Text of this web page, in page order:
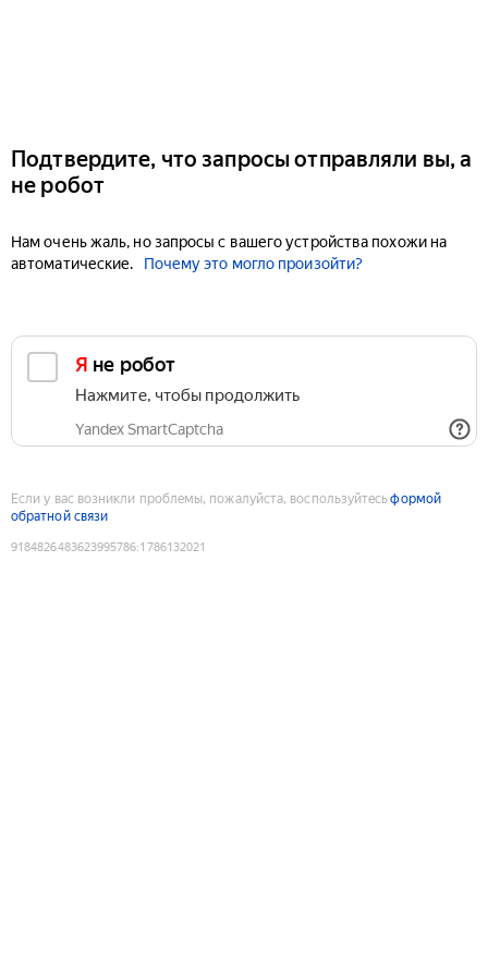
Подтвердите, что запросы отправляли вы, а
не робот
Нам очень жаль, но запросы с вашего устройства похожи на
автоматические.
Почему это могло произойти?
Я не робот
Нажмите, чтобы продолжить
Yandex SmartCaptcha
Если у вас возникли проблемы, пожалуйста, воспользуйтесьформой
обратной связи
9184826483623995786:1786132021